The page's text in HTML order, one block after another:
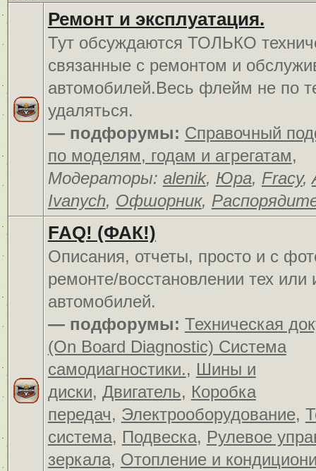
Ремонт и эксплуатация.
Тут обсуждаются ТОЛЬКО
связанные с ремонтом и
автомобилей.Весь флейм не по
удаляться.
— подфорумы: Справочный
по моделям, годам и агрегатам,
Модераторы: alenik, Юра, Fracy,
Ivanych, Офшорник,
FAQ! (ФАК!)
Описания, отчеты, просто и c
ремонте/восстановлении тех или
автомобилей.
— подфорумы: Техническая
(On Board Diagnostic) Система
самодиагностики., Шины и
диски, Двигатель, Коробка
передач, Электрооборудование,
система, Подвеска, Рулевое
зеркала, Отопление и